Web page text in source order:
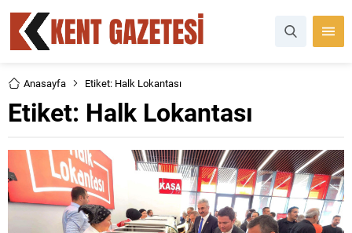
Anasayfa Etiket: Halk Lokantası
Etiket: Halk Lokantası